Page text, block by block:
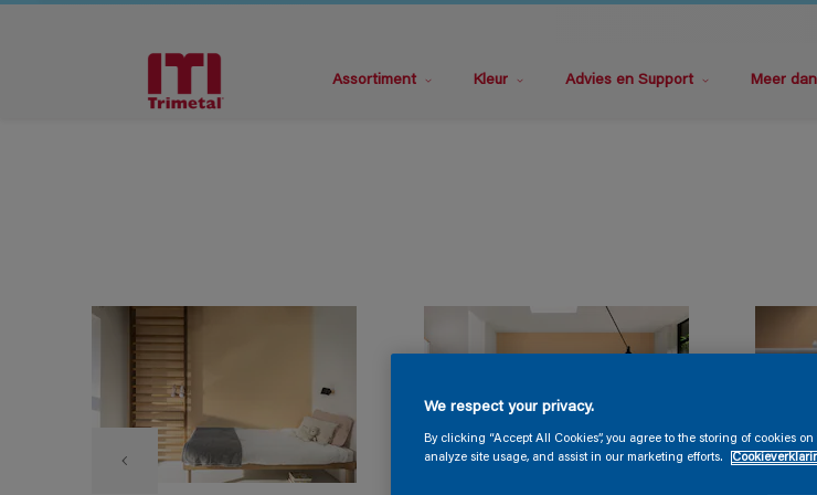
Assortiment Kleur Advies en Support Meer
We respect your privacy.
By clicking “Accept All Cookies”, you agree to the storing of cookies
analyze site usage, and assist in our marketing efforts.